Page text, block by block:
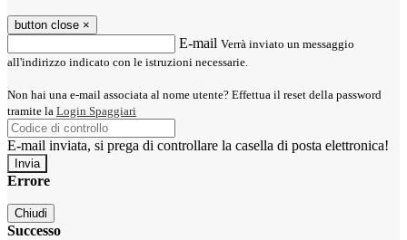
button close ×
E-mail Verrà inviato un messaggio
all'indirizzo indicato con le istruzioni necessarie.
Non hai una e-mail associata al nome utente? Effettua il reset della password
tramite la Login Spaggiari
E-mail inviata, si prega di controllare la casella di posta elettronica!
Errore
Chiudi
Successo